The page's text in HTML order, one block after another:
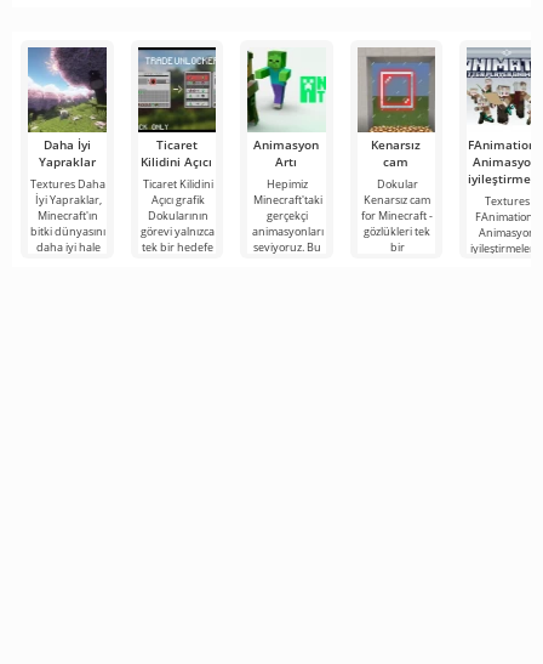
Daha İyi
Yapraklar
Textures Daha
İyi Yapraklar,
Minecraft'ın
bitki dünyasını
daha iyi hale
Ticaret
Kilidini Açıcı
Ticaret Kilidini
Açıcı grafik
Dokularının
görevi yalnızca
tek bir hedefe
Animasyon
Artı
Hepimiz
Minecraft'taki
gerçekçi
animasyonları
seviyoruz. Bu
Kenarsız
cam
Dokular
Kenarsız cam
for Minecraft -
gözlükleri tek
bir
FAnimation -
Animasyon
Textures
FAnimation -
Animasyon
iyileştirmeleri -